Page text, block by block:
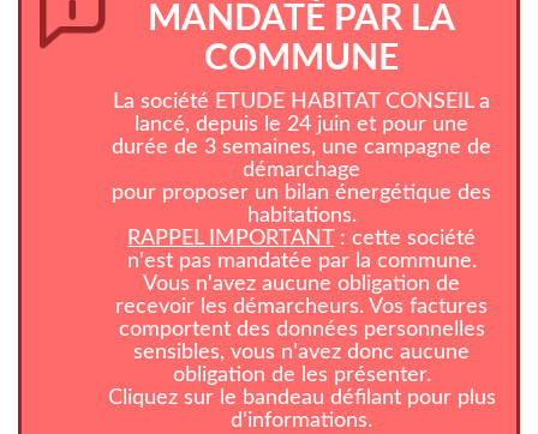
MANDATÉ PAR LA
COMMUNE
La société ETUDE HABITAT CONSEIL a
lancé, depuis le 24 juin et pour une
durée de 3 semaines, une campagne de
démarchage
pour proposer un bilan énergétique des
habitations.
RAPPEL IMPORTANT : cette société
n'est pas mandatée par la commune.
Vous n'avez aucune obligation de
recevoir les démarcheurs. Vos factures
comportent des données personnelles
sensibles, vous n'avez donc aucune
obligation de les présenter.
Cliquez sur le bandeau défilant pour plus
d'informations.